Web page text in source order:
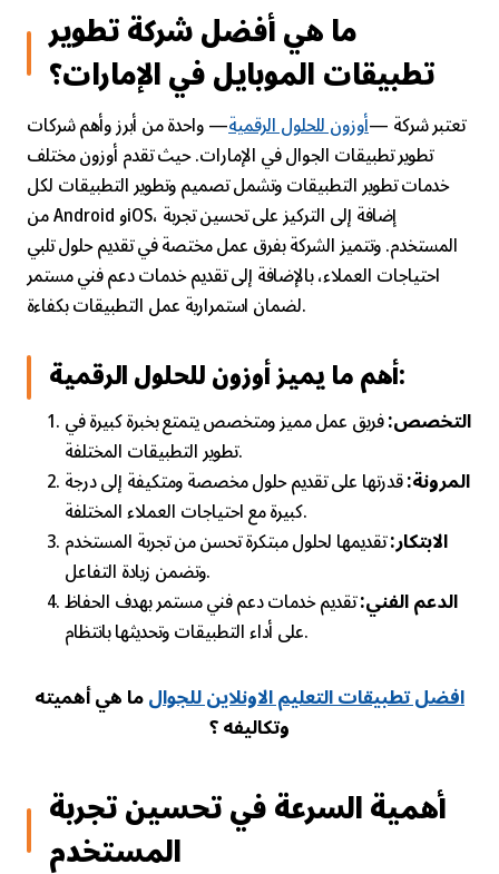
ما هي أفضل شركة تطوير
تطبيقات الموبايل في الإمارات؟
تعتبر شركة —أوزون للحلول الرقمية— واحدة من أبرز وأهم شركات
تطوير تطبيقات الجوال في الإمارات. حيث تقدم أوزون مختلف
خدمات تطوير التطبيقات وتشمل تصميم وتطوير التطبيقات لكل
من Android وiOS، إضافة إلى التركيز على تحسين تجربة
المستخدم. وتتميز الشركة بفرق عمل مختصة في تقديم حلول تلبي
احتياجات العملاء، بالإضافة إلى تقديم خدمات دعم فني مستمر
لضمان استمرارية عمل التطبيقات بكفاءة.
أهم ما يميز أوزون للحلول الرقمية:
التخصص:فريق عمل مميز ومتخصص يتمتع بخبرة كبيرة في
تطوير التطبيقات المختلفة.
المرونة:قدرتها على تقديم حلول مخصصة ومتكيفة إلى درجة
كبيرة مع احتياجات العملاء المختلفة.
الابتكار:تقديمها لحلول مبتكرة تحسن من تجربة المستخدم
وتضمن زيادة التفاعل.
الدعم الفني:تقديم خدمات دعم فني مستمر بهدف الحفاظ
على أداء التطبيقات وتحديثها بانتظام.
افضل تطبيقات التعليم الاونلاين للجوالما هي أهميته
وتكاليفه ؟
أهمية السرعة في تحسين تجربة
المستخدم